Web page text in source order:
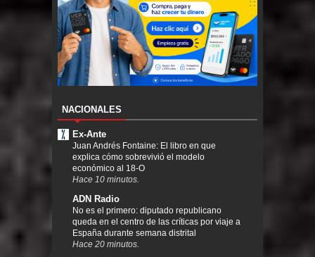
NACIONALES
Ex-Ante
Juan Andrés Fontaine: El libro en que
explica cómo sobrevivió el modelo
económico al 18-O
Hace 10 minutos.
ADN Radio
No es el primero: diputado republicano
queda en el centro de las críticas por viaje a
España durante semana distrital
Hace 20 minutos.